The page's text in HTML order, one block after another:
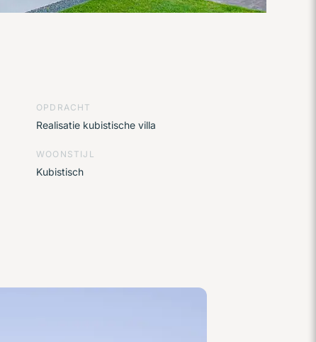
OPDRACHT
Realisatie kubistische villa
WOONSTIJL
Kubistisch